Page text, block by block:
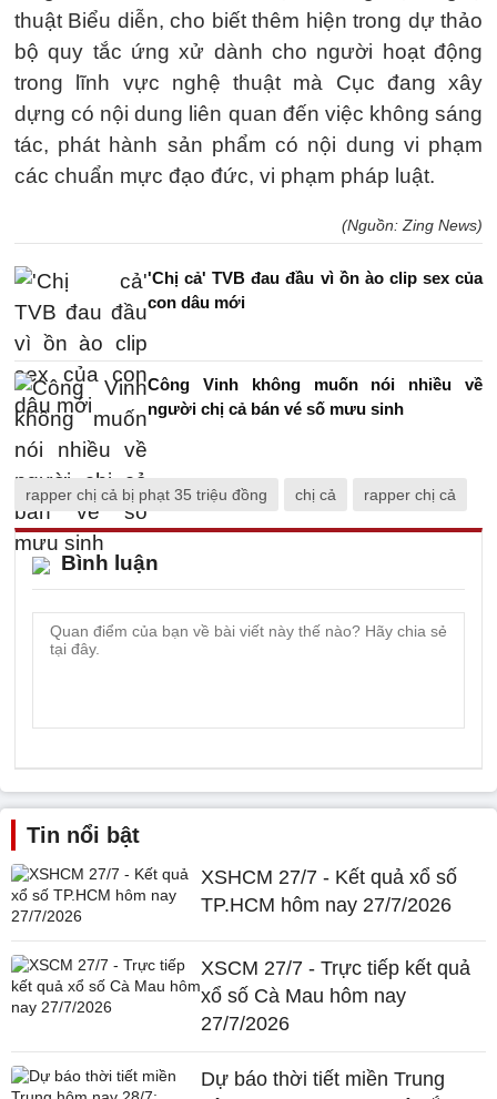
thuật Biểu diễn, cho biết thêm hiện trong dự thảo
bộ quy tắc ứng xử dành cho người hoạt động
trong lĩnh vực nghệ thuật mà Cục đang xây
dựng có nội dung liên quan đến việc không sáng
tác, phát hành sản phẩm có nội dung vi phạm
các chuẩn mực đạo đức, vi phạm pháp luật.
(Nguồn: Zing News)
'Chị cả' TVB đau đầu vì ồn ào clip sex của
con dâu mới
Công Vinh không muốn nói nhiều về
người chị cả bán vé số mưu sinh
rapper chị cả bị phạt 35 triệu đồng chị cả rapper chị cả
Bình luận
Tin nổi bật
XSHCM 27/7 - Kết quả xổ số
TP.HCM hôm nay 27/7/2026
XSCM 27/7 - Trực tiếp kết quả
xổ số Cà Mau hôm nay
27/7/2026
Dự báo thời tiết miền Trung